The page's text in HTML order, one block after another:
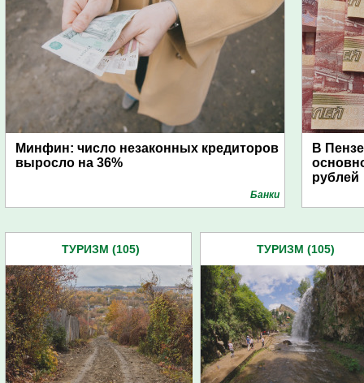
Минфин: число незаконных кредиторов
выросло на 36%
Банки
В
рублей
ТУРИЗМ (105) ТУРИЗМ (105)